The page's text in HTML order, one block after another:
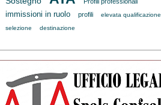
immissioni in ruolo profili
elevata qualificazione
selezione
destinazione